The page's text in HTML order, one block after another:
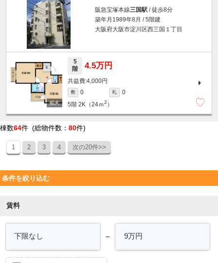
阪急宝塚本線三国駅 / 徒歩8分
築年月1989年8月 / 5階建
大阪府大阪市淀川区西三国１丁目
5
階
4.5万円
4,000円
敷 0 礼
0
5階 2K（24ｍ2 ）
棟数64件 (総物件数： 80件)
1 2 3 4 次の20件>>
条件を絞り込む
賃料
～